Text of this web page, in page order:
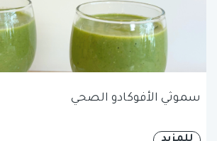
سموثي الأفوكادو الصحي